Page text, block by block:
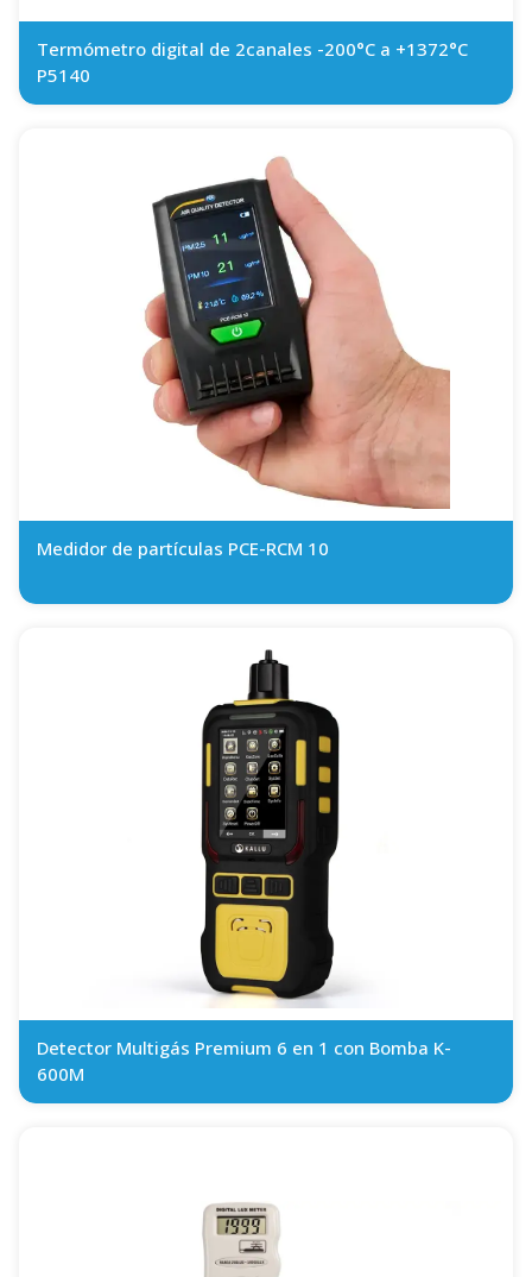
Termómetro digital de 2canales -200°C a +1372°C
P5140
Medidor de partículas PCE-RCM 10
Detector Multigás Premium 6 en 1 con Bomba K-
600M